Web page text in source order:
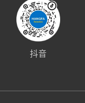
抖音